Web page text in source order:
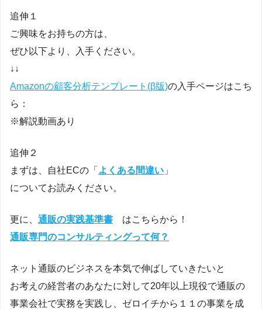
追伸１
ご興味をお持ちの方は、
ぜひ以下より、入手ください。
↓↓
Amazonの顧客分析テンプレート(β版)の入手ページはこち
ら：
※解説動画あり
追伸２
まずは、自社ECの「 よくある間違い 」
についてお読みください。
更に、 通販の実践基準書 はこちらから！
通販専門のコンサルティングって何？
ネット通販のビジネスを本気で伸ばしていきたいと
お考えの経営者のあなたに対して20年以上現役で通販の
事業会社で実務を実践し、ゼロイチから１１の事業を成